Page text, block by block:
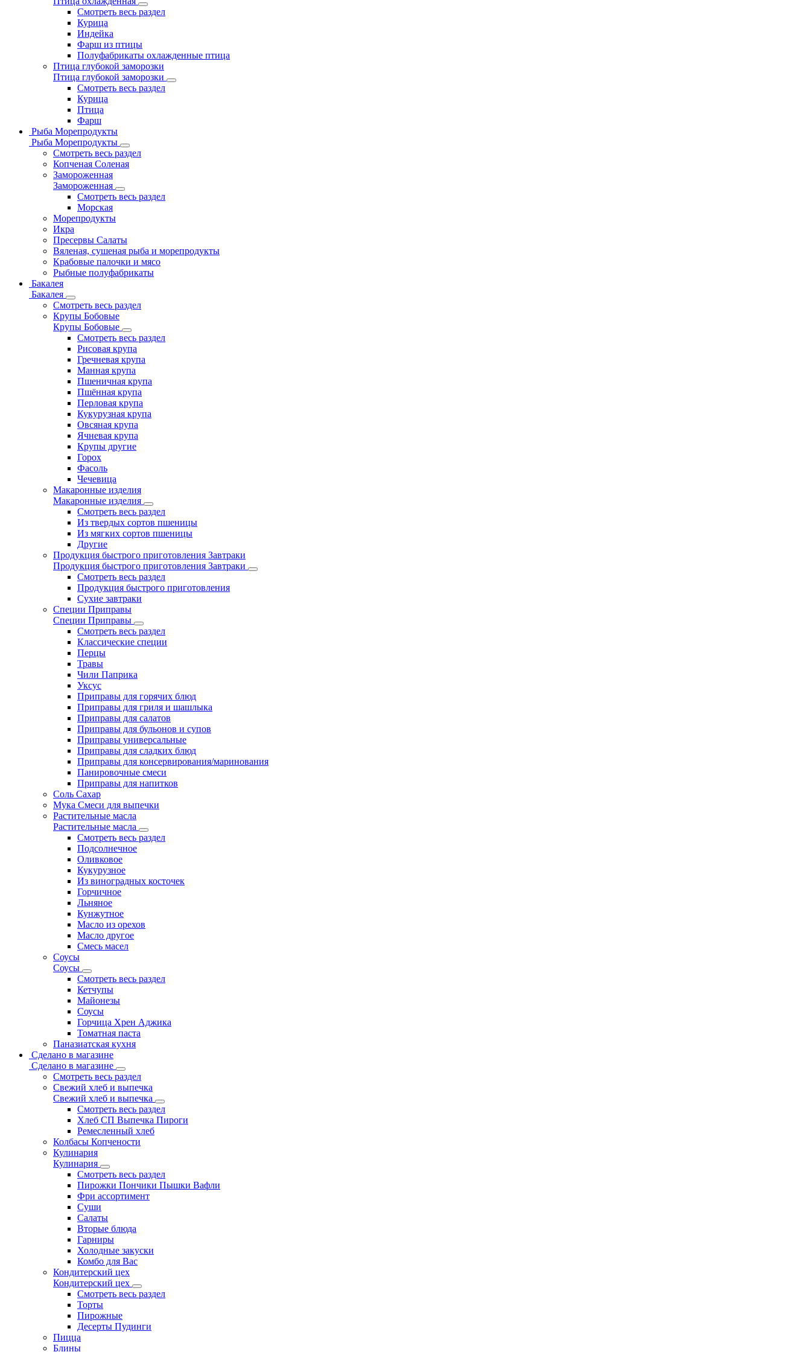
Смотреть весь раздел
Курица
Индейка
Фарш из птицы
Полуфабрикаты охлажденные птица
Птица глубокой заморозки
Птица глубокой заморозки
Смотреть весь раздел
Курица
Птица
Фарш
Рыба Морепродукты
Рыба Морепродукты
Смотреть весь раздел
Копченая Соленая
Замороженная
Замороженная
Смотреть весь раздел
Морская
Морепродукты
Икра
Пресервы Салаты
Вяленая, сушеная рыба и морепродукты
Крабовые палочки и мясо
Рыбные полуфабрикаты
Бакалея
Бакалея
Смотреть весь раздел
Крупы Бобовые
Крупы Бобовые
Смотреть весь раздел
Рисовая крупа
Гречневая крупа
Манная крупа
Пшеничная крупа
Пшённая крупа
Перловая крупа
Кукурузная крупа
Овсяная крупа
Ячневая крупа
Крупы другие
Горох
Фасоль
Чечевица
Макаронные изделия
Макаронные изделия
Смотреть весь раздел
Из твердых сортов пшеницы
Из мягких сортов пшеницы
Другие
Продукция быстрого приготовления Завтраки
Продукция быстрого приготовления Завтраки
Смотреть весь раздел
Продукция быстрого приготовления
Сухие завтраки
Специи Приправы
Специи Приправы
Смотреть весь раздел
Классические специи
Перцы
Травы
Чили Паприка
Уксус
Приправы для горячих блюд
Приправы для гриля и шашлыка
Приправы для салатов
Приправы для бульонов и супов
Приправы универсальные
Приправы для сладких блюд
Приправы для консервирования/маринования
Панировочные смеси
Приправы для напитков
Соль Сахар
Мука Смеси для выпечки
Растительные масла
Растительные масла
Смотреть весь раздел
Подсолнечное
Оливковое
Кукурузное
Из виноградных косточек
Горчичное
Льняное
Кунжутное
Масло из орехов
Масло другое
Смесь масел
Соусы
Соусы
Смотреть весь раздел
Кетчупы
Майонезы
Соусы
Горчица Хрен Аджика
Томатная паста
Паназиатская кухня
Сделано в магазине
Сделано в магазине
Смотреть весь раздел
Свежий хлеб и выпечка
Свежий хлеб и выпечка
Смотреть весь раздел
Хлеб СП Выпечка Пироги
Ремесленный хлеб
Колбасы Копчености
Кулинария
Кулинария
Смотреть весь раздел
Пирожки Пончики Пышки Вафли
Фри ассортимент
Суши
Салаты
Вторые блюда
Гарниры
Холодные закуски
Комбо для Вас
Кондитерский цех
Кондитерский цех
Смотреть весь раздел
Торты
Пирожные
Десерты Пудинги
Пицца
Блины